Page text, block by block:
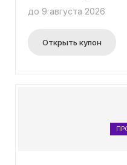
до 9 августа 2026
Открыть купон